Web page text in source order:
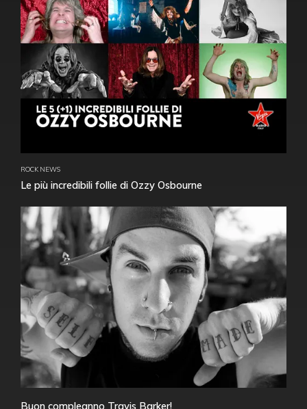
ROCK NEWS
Le più incredibili follie di Ozzy Osbourne
Buon compleanno Travis Barker!